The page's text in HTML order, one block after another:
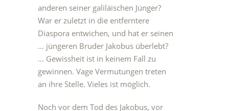
anderen seiner galiläischen Jünger?
War er zuletzt in die entferntere
Diaspora entwichen, und hat er seinen
… jüngeren Bruder Jakobus überlebt?
… Gewissheit ist in keinem Fall zu
gewinnen. Vage Vermutungen treten
an ihre Stelle. Vieles ist möglich.
Noch vor dem Tod des Jakobus, vor